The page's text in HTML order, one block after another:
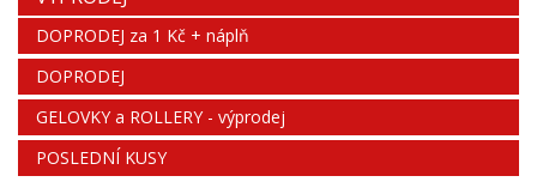
DOPRODEJ za 1 Kč + náplň
DOPRODEJ
GELOVKY a ROLLERY - výprodej
POSLEDNÍ KUSY